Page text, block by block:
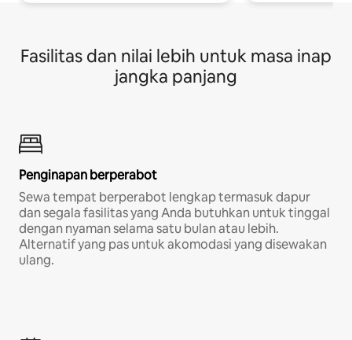
Fasilitas dan nilai lebih untuk masa inap
jangka panjang
Penginapan berperabot
Sewa tempat berperabot lengkap termasuk dapur
dan segala fasilitas yang Anda butuhkan untuk tinggal
dengan nyaman selama satu bulan atau lebih.
Alternatif yang pas untuk akomodasi yang disewakan
ulang.